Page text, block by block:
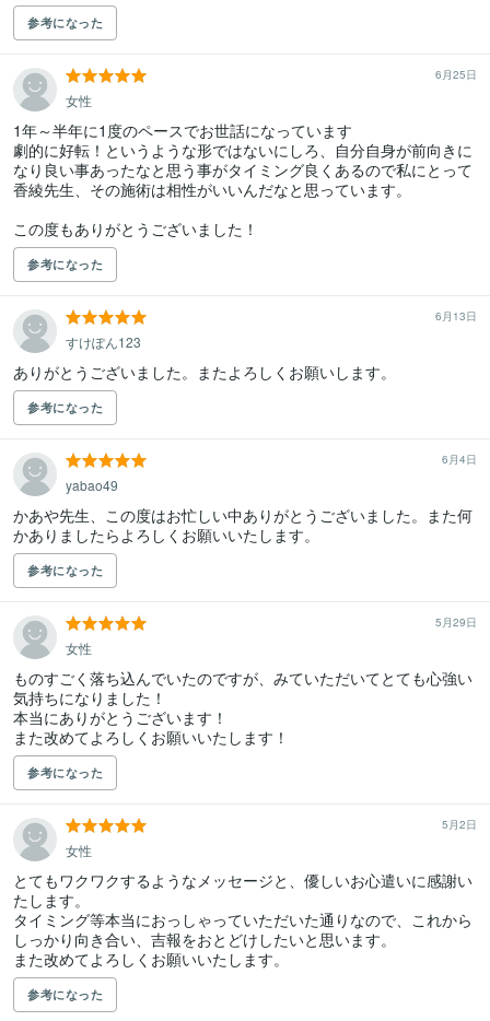
参考になった
6月25日
女性
1年～半年に1度のペースでお世話になっています
劇的に好転！というような形ではないにしろ、自分自身が前向きに
なり良い事あったなと思う事がタイミング良くあるので私にとって
香綾先生、その施術は相性がいいんだなと思っています。
この度もありがとうございました！
参考になった
6月13日
すけぽん123
ありがとうございました。またよろしくお願いします。
参考になった
6月4日
yabao49
かあや先生、この度はお忙しい中ありがとうございました。また何
かありましたらよろしくお願いいたします。
参考になった
5月29日
女性
ものすごく落ち込んでいたのですが、みていただいてとても心強い
気持ちになりました！
本当にありがとうございます！
また改めてよろしくお願いいたします！
参考になった
5月2日
女性
とてもワクワクするようなメッセージと、優しいお心遣いに感謝い
たします。
タイミング等本当におっしゃっていただいた通りなので、これから
しっかり向き合い、吉報をおとどけしたいと思います。
また改めてよろしくお願いいたします。
参考になった